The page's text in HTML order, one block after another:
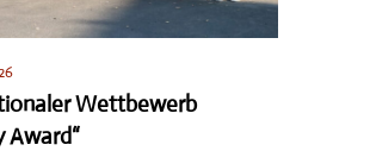
Wettbewerb
Award“